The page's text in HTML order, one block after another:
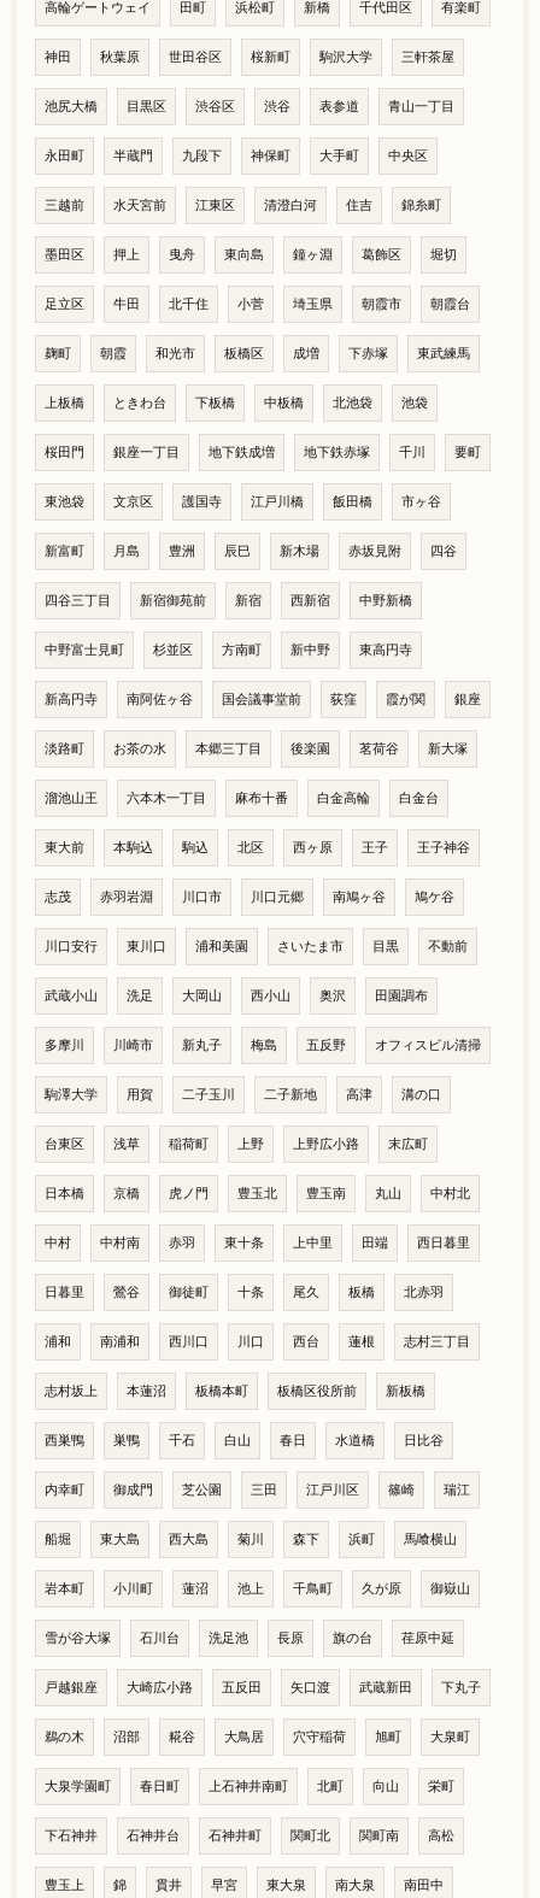
高輪ゲートウェイ 田町 浜松町 新橋 千代田区 有楽町
神田 秋葉原 世田谷区 桜新町 駒沢大学 三軒茶屋
池尻大橋 目黒区 渋谷区 渋谷 表参道 青山一丁目
永田町 半蔵門 九段下 神保町 大手町 中央区
三越前 水天宮前 江東区 清澄白河 住吉 錦糸町
墨田区 押上 曳舟 東向島 鐘ヶ淵 葛飾区 堀切
足立区 牛田 北千住 小菅 埼玉県 朝霞市 朝霞台
麹町 朝霞 和光市 板橋区 成増 下赤塚 東武練馬
上板橋 ときわ台 下板橋 中板橋 北池袋 池袋
桜田門 銀座一丁目 地下鉄成増 地下鉄赤塚 千川 要町
東池袋 文京区 護国寺 江戸川橋 飯田橋 市ヶ谷
新富町 月島 豊洲 辰巳 新木場 赤坂見附 四谷
四谷三丁目 新宿御苑前 新宿 西新宿 中野新橋
中野富士見町 杉並区 方南町 新中野 東高円寺
新高円寺 南阿佐ヶ谷 国会議事堂前 荻窪 霞が関 銀座
淡路町 お茶の水 本郷三丁目 後楽園 茗荷谷 新大塚
溜池山王 六本木一丁目 麻布十番 白金高輪 白金台
東大前 本駒込 駒込 北区 西ヶ原 王子 王子神谷
志茂 赤羽岩淵 川口市 川口元郷 南鳩ヶ谷 鳩ケ谷
川口安行 東川口 浦和美園 さいたま市 目黒 不動前
武蔵小山 洗足 大岡山 西小山 奥沢 田園調布
多摩川 川崎市 新丸子 梅島 五反野 オフィスビル清掃
駒澤大学 用賀 二子玉川 二子新地 高津 溝の口
台東区 浅草 稲荷町 上野 上野広小路 末広町
日本橋 京橋 虎ノ門 豊玉北 豊玉南 丸山 中村北
中村 中村南 赤羽 東十条 上中里 田端 西日暮里
日暮里 鶯谷 御徒町 十条 尾久 板橋 北赤羽
浦和 南浦和 西川口 川口 西台 蓮根 志村三丁目
志村坂上 本蓮沼 板橋本町 板橋区役所前 新板橋
西巣鴨 巣鴨 千石 白山 春日 水道橋 日比谷
内幸町 御成門 芝公園 三田 江戸川区 篠崎 瑞江
船堀 東大島 西大島 菊川 森下 浜町 馬喰横山
岩本町 小川町 蓮沼 池上 千鳥町 久が原 御嶽山
雪が谷大塚 石川台 洗足池 長原 旗の台 荏原中延
戸越銀座 大崎広小路 五反田 矢口渡 武蔵新田 下丸子
鵜の木 沼部 糀谷 大鳥居 穴守稲荷 旭町 大泉町
大泉学園町 春日町 上石神井南町 北町 向山 栄町
下石神井 石神井台 石神井町 関町北 関町南 高松
豊玉上 錦 貫井 早宮 東大泉 南大泉 南田中